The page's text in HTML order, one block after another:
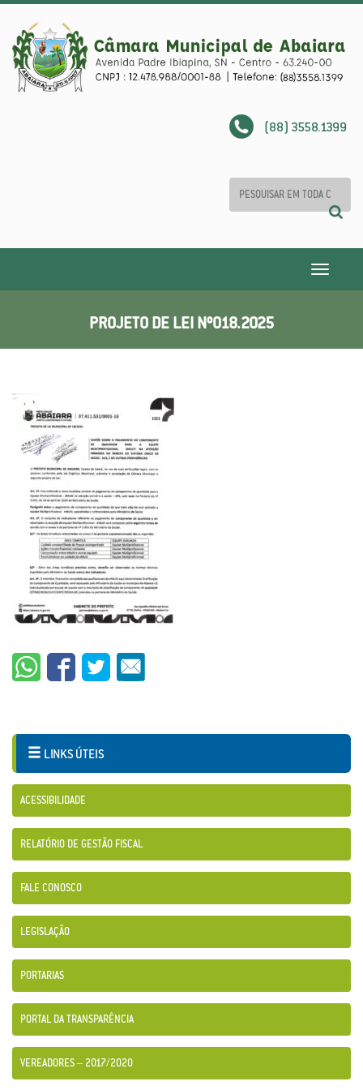
(88) 3558.1399
Toggle
PROJETO DE LEI Nº018.2025
LINKS ÚTEIS
ACESSIBILIDADE
RELATÓRIO DE GESTÃO FISCAL
FALE CONOSCO
LEGISLAÇÃO
PORTARIAS
PORTAL DA TRANSPARÊNCIA
VEREADORES – 2017/2020